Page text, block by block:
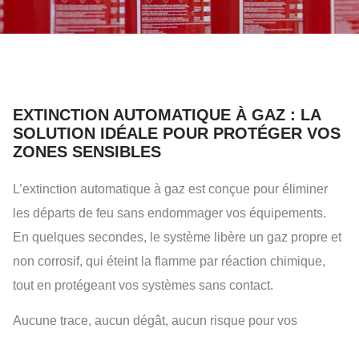
EXTINCTION AUTOMATIQUE À GAZ : LA
SOLUTION IDÉALE POUR PROTÉGER VOS
ZONES SENSIBLES
L’extinction automatique à gaz est conçue pour éliminer
les départs de feu sans endommager vos équipements.
En quelques secondes, le système libère un gaz propre et
non corrosif, qui éteint la flamme par réaction chimique,
tout en protégeant vos systèmes sans contact.
Aucune trace, aucun dégât, aucun risque pour vos